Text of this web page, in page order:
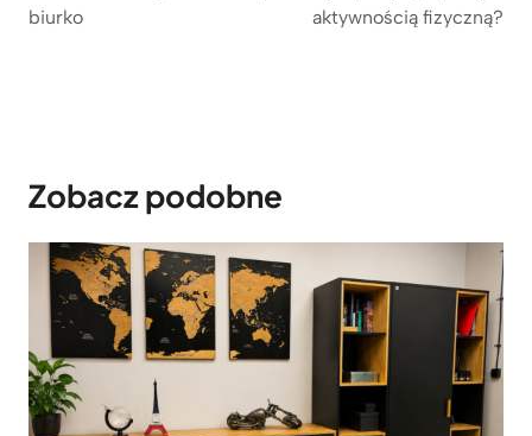
biurko
aktywnością fizyczną?
Zobacz podobne